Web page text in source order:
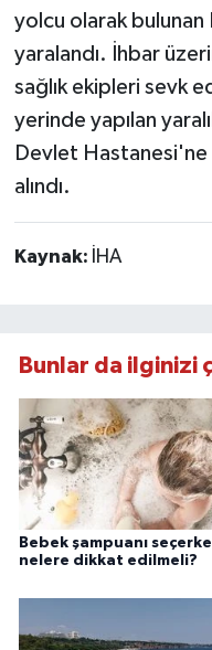
yolcu olarak bulunan
yaralandı. İhbar
sağlık ekipleri sevk
yerinde yapılan
Devlet Hastanesi'ne
alındı.
Kaynak: İHA
Bunlar da ilginizi
Bebek şampuanı
nelere dikkat edilmeli?